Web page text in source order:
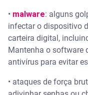
• malware: alguns
infectar o dispositivo
carteira digital,
Mantenha o software
antivírus para evitar
• ataques de força